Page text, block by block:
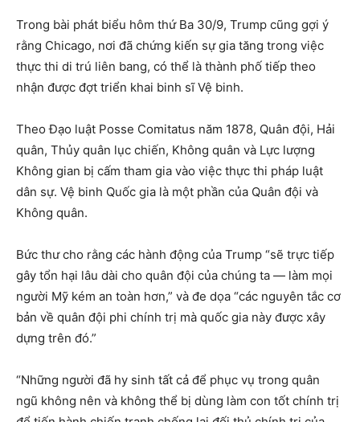
Trong bài phát biểu hôm thứ Ba 30/9, Trump cũng gợi ý
rằng Chicago, nơi đã chứng kiến sự gia tăng trong việc
thực thi di trú liên bang, có thể là thành phố tiếp theo
nhận được đợt triển khai binh sĩ Vệ binh.
Theo Đạo luật Posse Comitatus năm 1878, Quân đội, Hải
quân, Thủy quân lục chiến, Không quân và Lực lượng
Không gian bị cấm tham gia vào việc thực thi pháp luật
dân sự. Vệ binh Quốc gia là một phần của Quân đội và
Không quân.
Bức thư cho rằng các hành động của Trump “sẽ trực tiếp
gây tổn hại lâu dài cho quân đội của chúng ta — làm mọi
người Mỹ kém an toàn hơn,” và đe dọa “các nguyên tắc cơ
bản về quân đội phi chính trị mà quốc gia này được xây
dựng trên đó.”
“Những người đã hy sinh tất cả để phục vụ trong quân
ngũ không nên và không thể bị dùng làm con tốt chính trị